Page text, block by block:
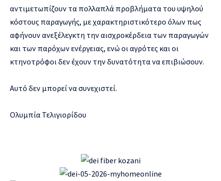
αντιμετωπίζουν τα πολλαπλά προβλήματα του υψηλού
κόστους παραγωγής, με χαρακτηριστικότερο όλων πως
αφήνουν ανεξέλεγκτη την αισχροκέρδεια των παραγωγών
και των παρόχων ενέργειας, ενώ οι αγρότες και οι
κτηνοτρόφοι δεν έχουν την δυνατότητα να επιβιώσουν.
Αυτό δεν μπορεί να συνεχιστεί.
Ολυμπία Τελιγιορίδου